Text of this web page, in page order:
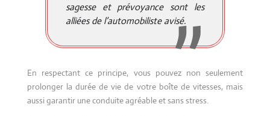
sagesse et prévoyance sont les
alliées de l’automobiliste avisé.
En respectant ce principe, vous pouvez non seulement
prolonger la durée de vie de votre boîte de vitesses, mais
aussi garantir une conduite agréable et sans stress.